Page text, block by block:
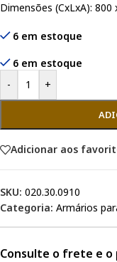
Dimensões (CxLxA): 800
6 em estoque
6 em estoque
-
+
Adicionar aos
SKU: 020.30.0910
Categoria: Armários
Consulte o frete e o